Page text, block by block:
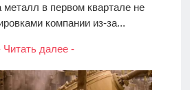
металл в первом квартале не
компании из-за...
Читать далее -